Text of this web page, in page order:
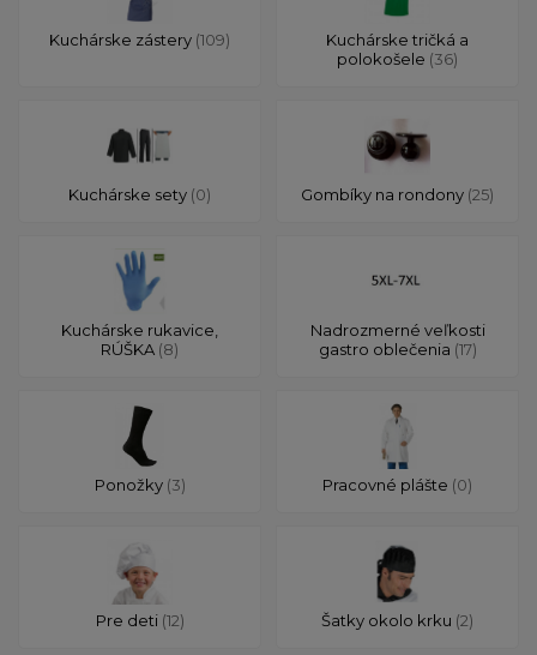
Kuchárske zástery (109)
Kuchárske tričká a
polokošele (36)
Kuchárske sety (0) Gombíky na rondony (25)
Kuchárske rukavice,
RÚŠKA (8)
Nadrozmerné veľkosti
gastro oblečenia (17)
Ponožky (3) Pracovné plášte (0)
Pre deti (12) Šatky okolo krku (2)